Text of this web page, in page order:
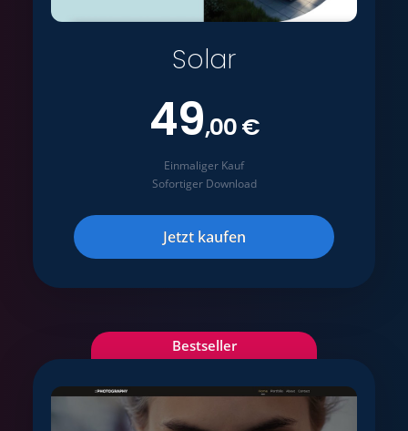
Solar
49,00 €
Einmaliger Kauf
Sofortiger Download
Jetzt kaufen
Bestseller